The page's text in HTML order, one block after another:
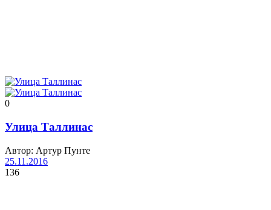
0
Улица Таллинас
Автор: Артур Пунте
25.11.2016
136